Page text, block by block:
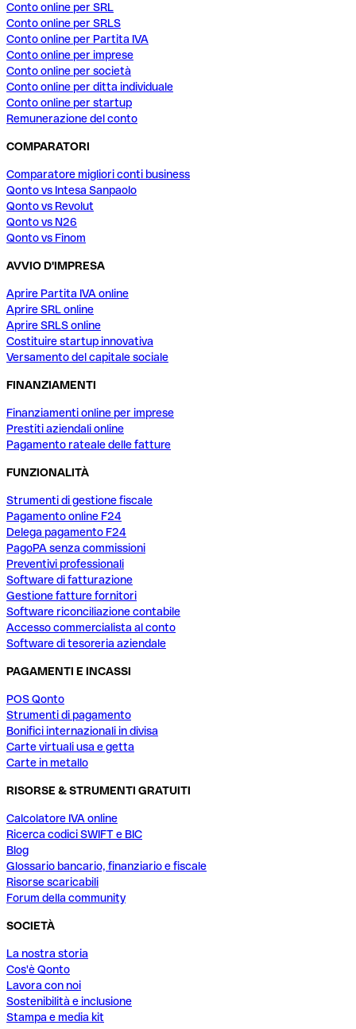
Conto online per SRL
Conto online per SRLS
Conto online per Partita IVA
Conto online per imprese
Conto online per società
Conto online per ditta individuale
Conto online per startup
Remunerazione del conto
COMPARATORI
Comparatore migliori conti business
Qonto vs Intesa Sanpaolo
Qonto vs Revolut
Qonto vs N26
Qonto vs Finom
AVVIO D'IMPRESA
Aprire Partita IVA online
Aprire SRL online
Aprire SRLS online
Costituire startup innovativa
Versamento del capitale sociale
FINANZIAMENTI
Finanziamenti online per imprese
Prestiti aziendali online
Pagamento rateale delle fatture
FUNZIONALITÀ
Strumenti di gestione fiscale
Pagamento online F24
Delega pagamento F24
PagoPA senza commissioni
Preventivi professionali
Software di fatturazione
Gestione fatture fornitori
Software riconciliazione contabile
Accesso commercialista al conto
Software di tesoreria aziendale
PAGAMENTI E INCASSI
POS Qonto
Strumenti di pagamento
Bonifici internazionali in divisa
Carte virtuali usa e getta
Carte in metallo
RISORSE & STRUMENTI GRATUITI
Calcolatore IVA online
Ricerca codici SWIFT e BIC
Blog
Glossario bancario, finanziario e fiscale
Risorse scaricabili
Forum della community
SOCIETÀ
La nostra storia
Cos'è Qonto
Lavora con noi
Sostenibilità e inclusione
Stampa e media kit